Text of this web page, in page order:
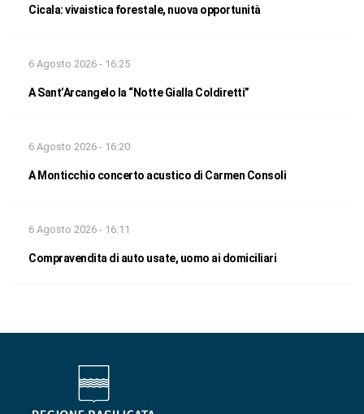
Cicala: vivaistica forestale, nuova opportunità
6 Agosto 2026 - 16:25
A Sant’Arcangelo la “Notte Gialla Coldiretti”
6 Agosto 2026 - 16:20
A Monticchio concerto acustico di Carmen Consoli
6 Agosto 2026 - 16:11
Compravendita di auto usate, uomo ai domiciliari